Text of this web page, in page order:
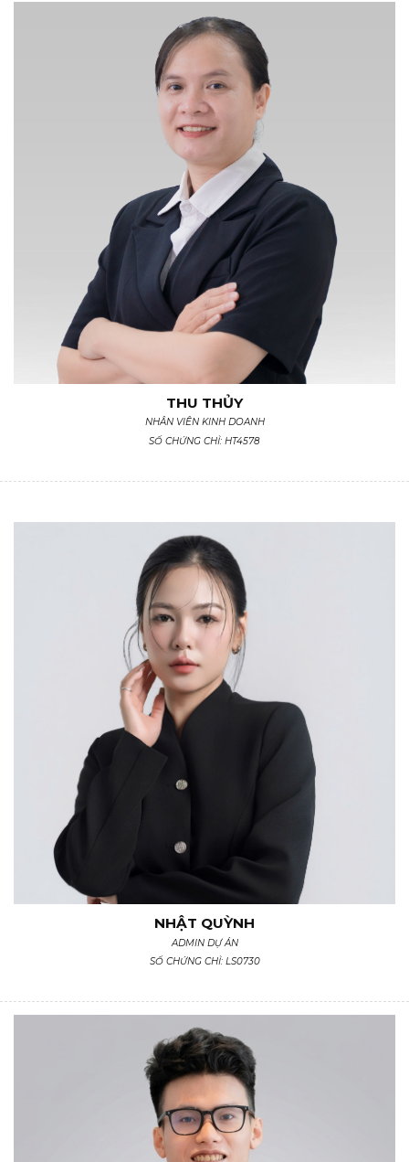
THU THỦY
NHÂN VIÊN KINH DOANH
SỐ CHỨNG CHỈ: HT4578
NHẬT QUỲNH
ADMIN DỰ ÁN
SỐ CHỨNG CHỈ: LS0730